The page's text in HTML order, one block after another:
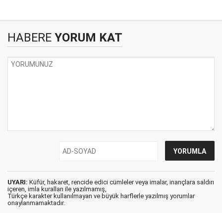
HABERE YORUM KAT
UYARI: Küfür, hakaret, rencide edici cümleler veya imalar, inançlara saldırı
içeren, imla kuralları ile yazılmamış,
Türkçe karakter kullanılmayan ve büyük harflerle yazılmış yorumlar
onaylanmamaktadır.